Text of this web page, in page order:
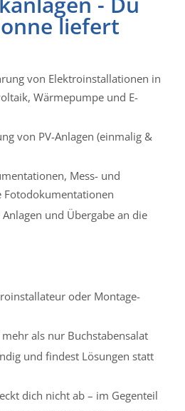
liefert
von Elektroinstallationen in
Wärmepumpe und E-
von PV-Anlagen (einmalig &
Mess- und
und Übergabe an die
oder Montage-
als nur Buchstabensalat
und findest Lösungen statt
dich nicht ab – im Gegenteil